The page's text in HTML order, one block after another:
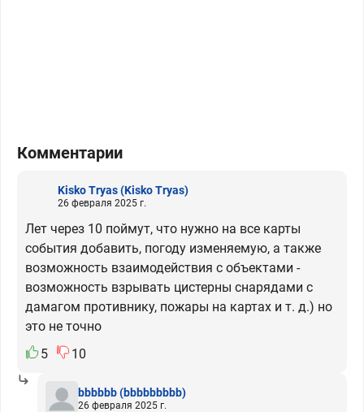
Комментарии
Kisko Tryas(Kisko Tryas)
26 февраля 2025 г.
Лет через 10 поймут, что нужно на все карты
события добавить, погоду изменяемую, а также
возможность взаимодействия с объектами -
возможность взрывать цистерны снарядами с
дамагом противнику, пожары на картах и т. д.) но
это не точно
5
10
bbbbbb(bbbbbbbbb)
26 февраля 2025 г.